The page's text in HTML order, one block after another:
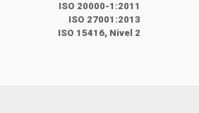
ISO 20000-1:2011
ISO 27001:2013
ISO 15416, Nivel 2